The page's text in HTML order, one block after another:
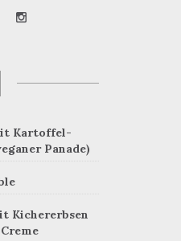
Kartoffel-
Panade)
Kichererbsen